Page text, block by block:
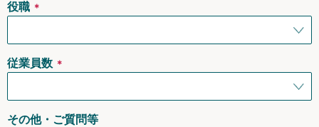
役職 ＊
従業員数 ＊
その他・ご質問等